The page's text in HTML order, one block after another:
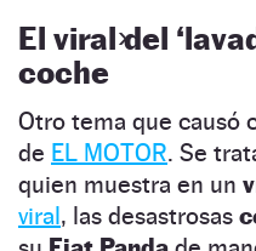
El viral del
coche
Otro tema que causó
de EL MOTOR. Se
quien muestra en un
viral, las desastrosas